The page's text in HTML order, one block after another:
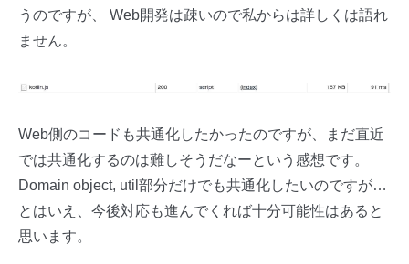
うのですが、 Web開発は疎いので私からは詳しくは語れ
ません。
Web側のコードも共通化したかったのですが、まだ直近
では共通化するのは難しそうだなーという感想です。
Domain object, util部分だけでも共通化したいのですが…
とはいえ、今後対応も進んでくれば十分可能性はあると
思います。